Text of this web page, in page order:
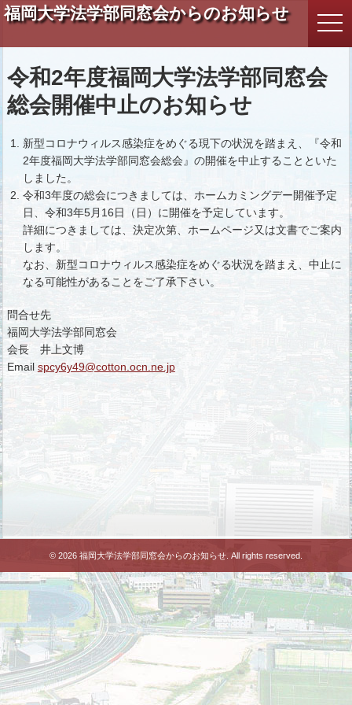
福岡大学法学部同窓会からのお知らせ
令和2年度福岡大学法学部同窓会
総会開催中止のお知らせ
新型コロナウィルス感染症をめぐる現下の状況を踏まえ、『令和
2年度福岡大学法学部同窓会総会』の開催を中止することといた
しました。
令和3年度の総会につきましては、ホームカミングデー開催予定
日、令和3年5月16日（日）に開催を予定しています。
詳細につきましては、決定次第、ホームページ又は文書でご案内
します。
なお、新型コロナウィルス感染症をめぐる状況を踏まえ、中止に
なる可能性があることをご了承下さい。
問合せ先
福岡大学法学部同窓会
会長 井上文博
Email spcy6y49@cotton.ocn.ne.jp
© 2026 福岡大学法学部同窓会からのお知らせ. All rights reserved.